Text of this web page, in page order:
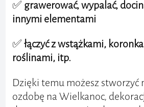
✅ grawerować, wypalać,
innymi elementami
✅łączyć z wstążkami,
roślinami, itp.
Dzięki temu możesz
ozdobę na Wielkanoc,